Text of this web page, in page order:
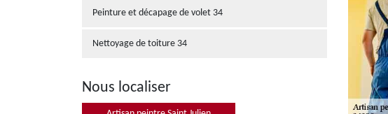
Peinture et décapage de volet 34
Nettoyage de toiture 34
Nous localiser